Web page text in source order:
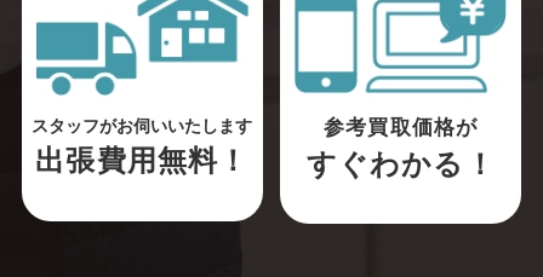
スタッフがお伺いいたします
出張費用無料！
参考買取価格が
すぐわかる！